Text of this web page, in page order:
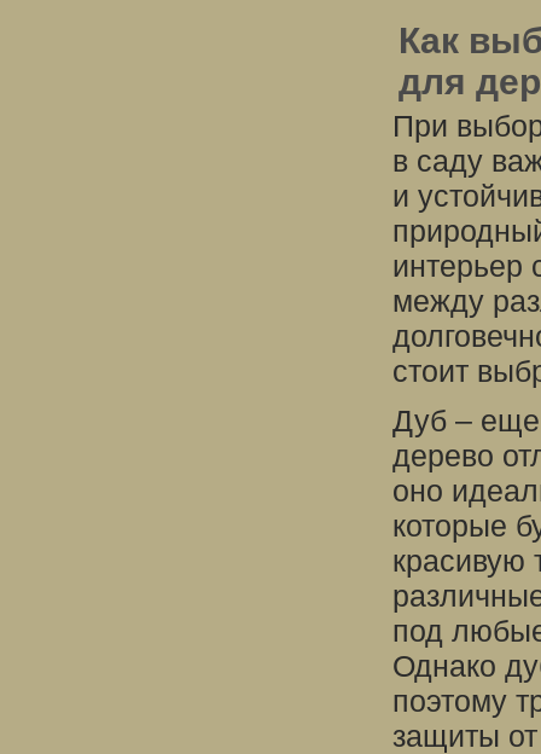
Как
для
При
в саду
и
интерьер
между
стоит
Дуб – еще
дерево
оно
которые
красивую
под
Однако
поэтому
защиты